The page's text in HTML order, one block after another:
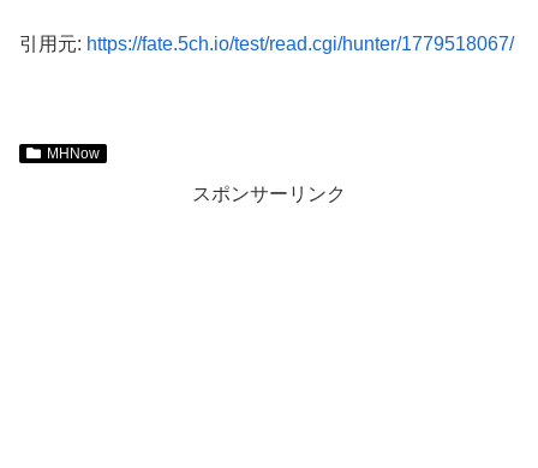
引用元: https://fate.5ch.io/test/read.cgi/hunter/1779518067/
MHNow
スポンサーリンク